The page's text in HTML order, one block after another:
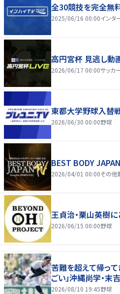
全30競技を完全無
2025/06/16 00:00インタ
高円宮杯 見逃し動
2026/06/17 00:00サッカ
東都大学野球入替
2026/06/30 00:00野球
BEST BODY
2026/04/01 00:00その他
王貞治・栗山英樹
2026/06/15 00:00野球
苦難を超えて帰っ
ごい」沖縄尚学・末吉
2026/08/10 19:45野球